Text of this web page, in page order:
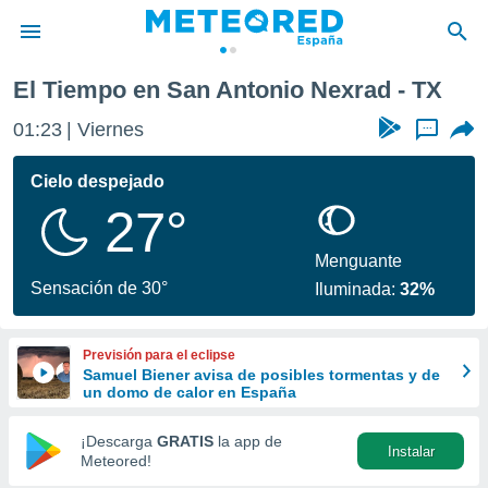
de
por
se
calidad.
a este
las
y
forma
digital
basada
El Tiempo en San Antonio Nexrad - TX
01:23 Viernes ...
Cielo despejado
27°
Sensación de 30°
Menguante
Iluminada:32%
Previsión para el eclipse
Samuel Biener avisa de posibles tormentas y de
un domo de calor en España
¡Descarga GRATIS la app de
Meteored!
Instalar